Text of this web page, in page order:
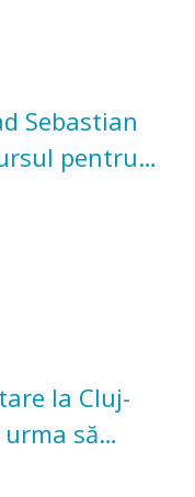
Sebastian
pentru
Casei
la Cluj-
să
an